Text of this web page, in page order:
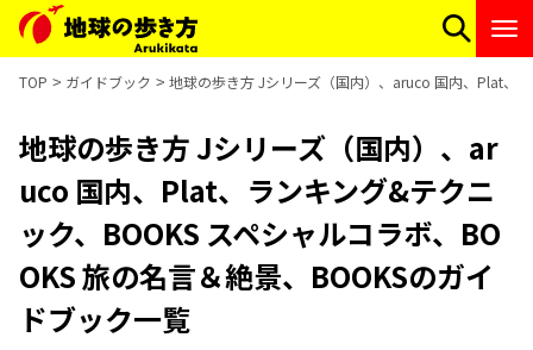
TOP ガイドブック 地球の歩き方 Jシリーズ（国内）、aruco 国内、Plat、
地球の歩き方 Jシリーズ（国内）、ar
uco 国内、Plat、ランキング&テクニ
ック、BOOKS スペシャルコラボ、BO
OKS 旅の名言＆絶景、BOOKSのガイ
ドブック一覧